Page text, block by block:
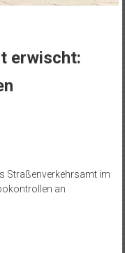
erwischt:
Straßenverkehrsamt im
an